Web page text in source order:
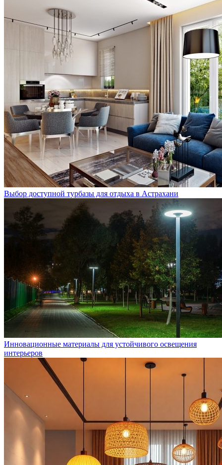
Выбор доступной турбазы для отдыха в Астрахани
Инновационные материалы для устойчивого освещения
интерьеров